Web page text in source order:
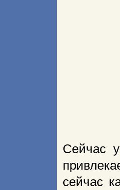
Сейчас
сейчас